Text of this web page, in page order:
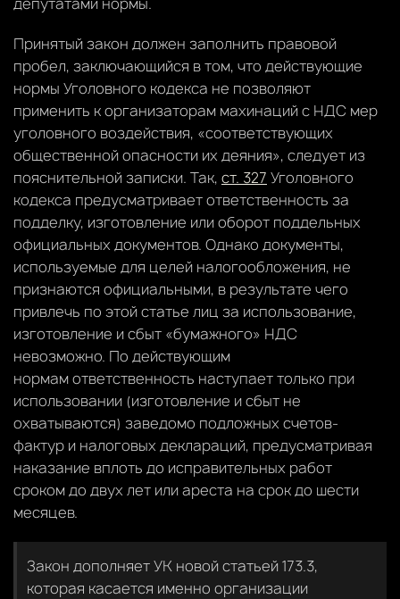
Принятый закон должен заполнить правовой
пробел, заключающийся в том, что действующие
нормы Уголовного кодекса не позволяют
применить к организаторам махинаций с НДС мер
уголовного воздействия, «соответствующих
общественной опасности их деяния», следует из
пояснительной записки. Так, ст. 327 Уголовного
кодекса предусматривает ответственность за
подделку, изготовление или оборот поддельных
официальных документов. Однако документы,
используемые для целей налогообложения, не
признаются официальными, в результате чего
привлечь по этой статье лиц за использование,
изготовление и сбыт «бумажного» НДС
невозможно. По действующим
нормам ответственность наступает только при
использовании (изготовление и сбыт не
охватываются) заведомо подложных счетов-
фактур и налоговых деклараций, предусматривая
наказание вплоть до исправительных работ
сроком до двух лет или ареста на срок до шести
месяцев.
Закон дополняет УК новой статьей 173.3,
которая касается именно организации